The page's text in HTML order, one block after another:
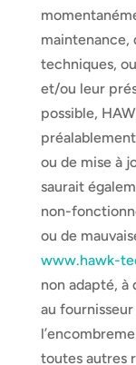
maintenance,
techniques,
et/ou leur
possible,
ou de mise à
saurait
non-
ou de
www.hawk-
non adapté,
au fournisseur
toutes autres